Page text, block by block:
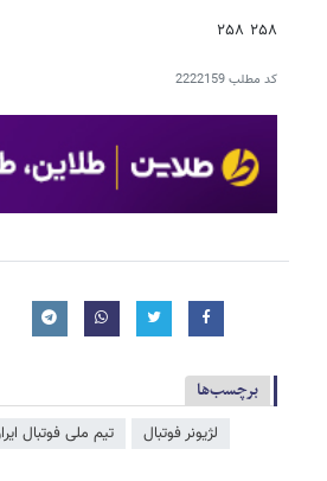
۲۵۸ ۲۵۸
کد مطلب2222159
برچسب‌ها
لژیونر فوتبال تیم ملی فوتبال